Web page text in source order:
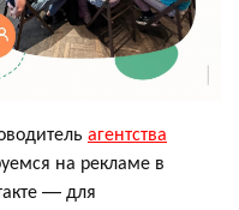
агентства
на рекламе в
— для